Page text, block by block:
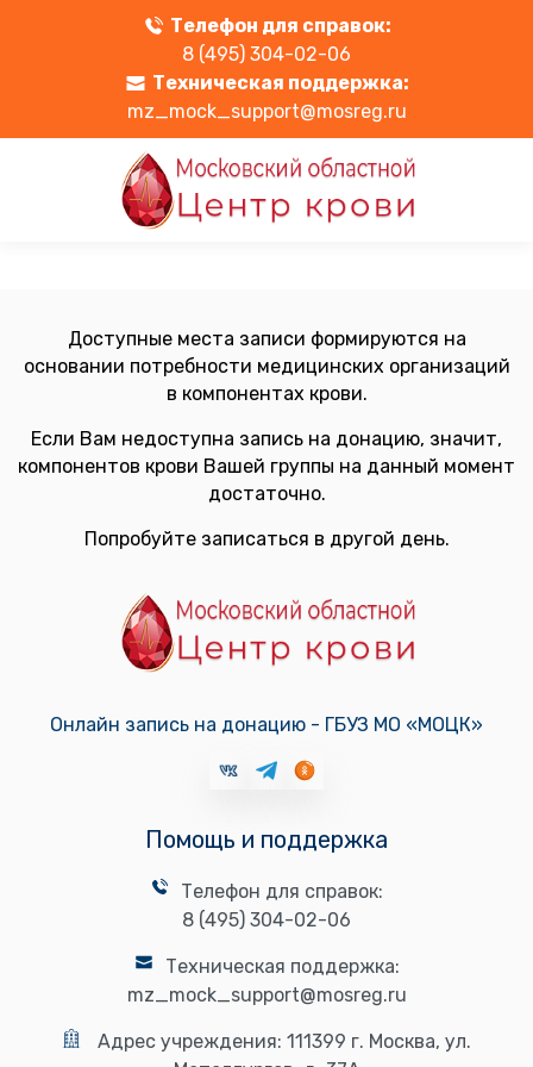
Телефон для справок:
8 (495) 304-02-06
Техническая поддержка:
mz_mock_support@mosreg.ru
Доступные места записи формируются на
основании потребности медицинских организаций
в компонентах крови.
Если Вам недоступна запись на донацию, значит,
компонентов крови Вашей группы на данный момент
достаточно.
Попробуйте записаться в другой день.
Онлайн запись на донацию - ГБУЗ МО «МОЦК»
Помощь и поддержка
Телефон для справок:
8 (495) 304-02-06
Техническая поддержка:
mz_mock_support@mosreg.ru
Адрес учреждения: 111399 г. Москва, ул.